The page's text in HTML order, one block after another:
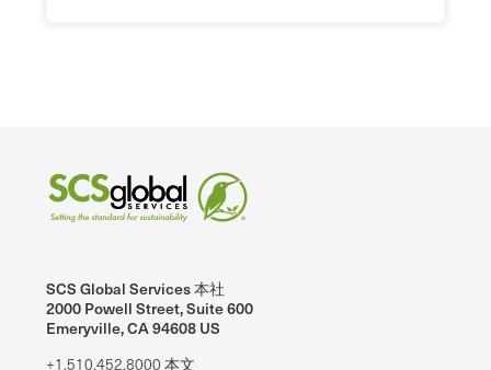
SCS Global Services 本社
2000 Powell Street, Suite 600
Emeryville, CA 94608 US
+1.510.452.8000 本文